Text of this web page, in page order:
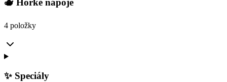
🫖 Horké nápoje
4 položky
✨ Speciály